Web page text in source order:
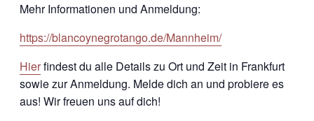
Mehr Informationen und Anmeldung:
https://blancoynegrotango.de/Mannheim/
Hierfindest du alle Details zu Ort und Zeit in Frankfurt
sowie zur Anmeldung. Melde dich an und probiere es
aus! Wir freuen uns auf dich!